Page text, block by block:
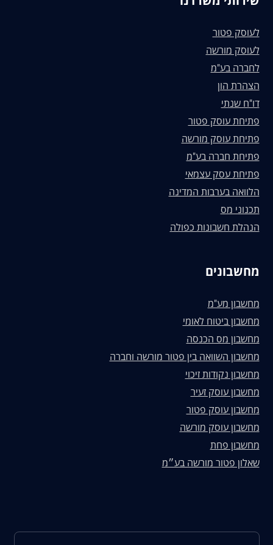
לעוסק פטור
לעוסק מורשה
לחברה בע"מ
הצהרת הון
דו"ח שנתי
פתיחת עוסק פטור
פתיחת עוסק מורשה
פתיחת חברה בע"מ
פתיחת עסק עצמאי
הלוואה בערבות המדינה
תכנוני מס
הנהלת חשבונות כפולה
מחשבונים
מחשבון מע"מ
מחשבון ביטוח לאומי
מחשבון מס הכנסה
מחשבון השוואה בין פטור מורשה וחברה
מחשבון נקודות זיכוי
מחשבון עוסק זעיר
מחשבון עוסק פטור
מחשבון עוסק מורשה
מחשבון פחת
שאלון פטור מורשה בע״מ